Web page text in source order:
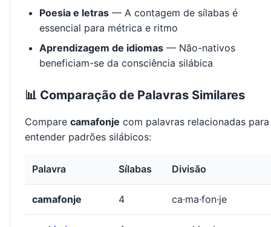
Poesia e letras — A contagem de sílabas é
essencial para métrica e ritmo
Aprendizagem de idiomas — Não-nativos
beneficiam-se da consciência silábica
📊 Comparação de Palavras Similares
Compare camafonje com palavras relacionadas para
entender padrões silábicos:
Palavra Sílabas Divisão
camafonje 4 ca·ma·fon·je